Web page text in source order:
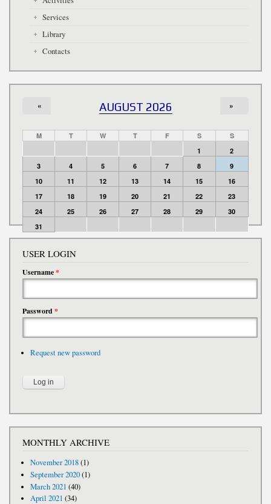
Services
Library
Contacts
AUGUST 2026
« »
M T W T F S
S
1
2
3
4 5 6 7 8
9
10
11 12 13 14 15
16
17
18 19 20 21 22
23
24
25 26 27 28 29
30
31
USER LOGIN
Username*
Password*
Request new password
MONTHLY ARCHIVE
November 2018(1)
September 2020(1)
March 2021 (40)
April 2021 (34)